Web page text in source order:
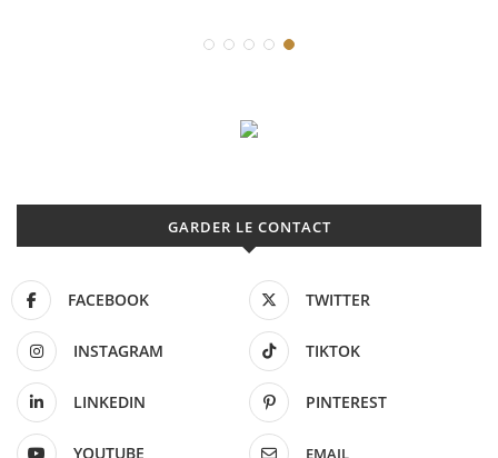
GARDER LE CONTACT
FACEBOOK TWITTER
INSTAGRAM TIKTOK
LINKEDIN PINTEREST
YOUTUBE EMAIL